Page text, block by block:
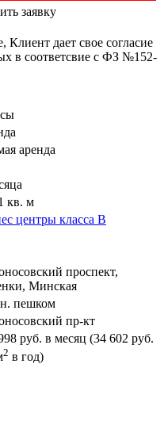
заявку
дает свое согласие
в соответсвие с ФЗ №152-
аренда
кв. м
центры класса B
проспект,
Минская
пешком
пр-кт
руб. в месяц (34 602 руб.
2 в год)